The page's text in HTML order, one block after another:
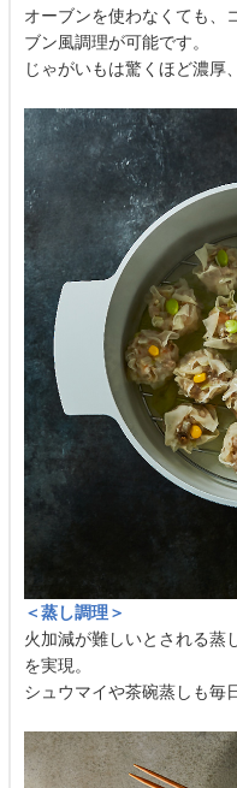
オーブンを使わなくても、
ブン風調理が可能です。
じゃがいもは驚くほど濃厚
＜蒸し調理＞
火加減が難しいとされる蒸
を実現。
シュウマイや茶碗蒸しも毎